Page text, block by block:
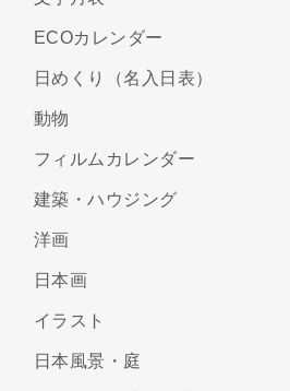
ECOカレンダー
日めくり（名入日表）
動物
フィルムカレンダー
建築・ハウジング
洋画
日本画
イラスト
日本風景・庭